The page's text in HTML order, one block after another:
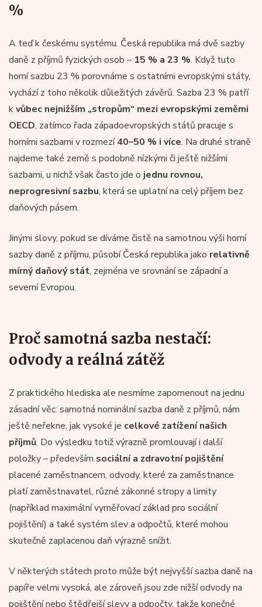
%
A teď k českému systému. Česká republika má dvě sazby
daně z příjmů fyzických osob – 15 % a 23 %. Když tuto
horní sazbu 23 % porovnáme s ostatními evropskými státy,
vychází z toho několik důležitých závěrů. Sazba 23 % patří
kvůbec nejnižším „stropům“ mezi evropskými zeměmi
OECD, zatímco řada západoevropských států pracuje s
horními sazbami v rozmezí40–50 % i více. Na druhé straně
najdeme také země s podobně nízkými či ještě nižšími
sazbami, u nichž však často jde o jednu rovnou,
neprogresivní sazbu, která se uplatní na celý příjem bez
daňových pásem.
Jinými slovy, pokud se díváme čistě na samotnou výši horní
sazby daně z příjmu, působí Česká republika jako relativně
mírný daňový stát, zejména ve srovnání se západní a
severní Evropou.
Proč samotná sazba nestačí:
odvody a reálná zátěž
Z praktického hlediska ale nesmíme zapomenout na jednu
zásadní věc: samotná nominální sazba daně z příjmů, nám
ještě neřekne, jak vysoké je celkové zatížení našich
příjmů. Do výsledku totiž výrazně promlouvají i další
položky – především sociální a zdravotní pojištění
placené zaměstnancem, odvody, které za zaměstnance
platí zaměstnavatel, různé zákonné stropy a limity
(například maximální vyměřovací základ pro sociální
pojištění) a také systém slev a odpočtů, které mohou
skutečně zaplacenou daň výrazně snížit.
V některých státech proto může být nejvyšší sazba daně na
papíře velmi vysoká, ale zároveň jsou zde nižší odvody na
pojištění nebo štědřejší slevy a odpočty, takže konečné